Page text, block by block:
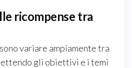
ricompense tra
variare ampiamente tra
gli obiettivi e i temi